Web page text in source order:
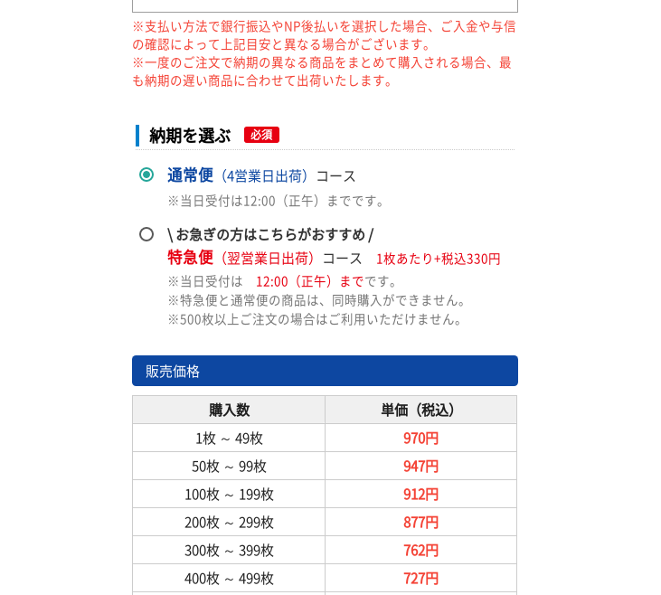
※支払い方法で銀行振込やNP後払いを選択した場合、ご入金や与信
の確認によって上記目安と異なる場合がございます。
※一度のご注文で納期の異なる商品をまとめて購入される場合、最
も納期の遅い商品に合わせて出荷いたします。
納期を選ぶ 必須
通常便（4営業日出荷） コース
※当日受付は12:00（正午）までです。
\ お急ぎの方はこちらがおすすめ /
特急便（翌営業日出荷） コース
1枚あたり+税込330円
※当日受付は 12:00（正午）までです。
※特急便と通常便の商品は、同時購入ができません。
※500枚以上ご注文の場合はご利用いただけません。
販売価格
購入数
単価（税込）
1枚 ～ 49枚
970円
50枚 ～ 99枚
947円
100枚 ～ 199枚
912円
200枚 ～ 299枚
877円
300枚 ～ 399枚
762円
400枚 ～ 499枚
727円